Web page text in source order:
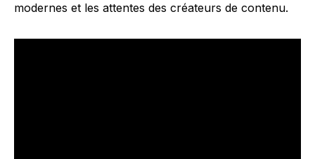
modernes et les attentes des créateurs de contenu.